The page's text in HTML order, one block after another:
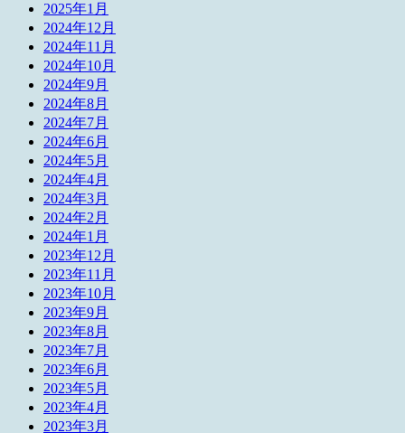
2025年1月
2024年12月
2024年11月
2024年10月
2024年9月
2024年8月
2024年7月
2024年6月
2024年5月
2024年4月
2024年3月
2024年2月
2024年1月
2023年12月
2023年11月
2023年10月
2023年9月
2023年8月
2023年7月
2023年6月
2023年5月
2023年4月
2023年3月